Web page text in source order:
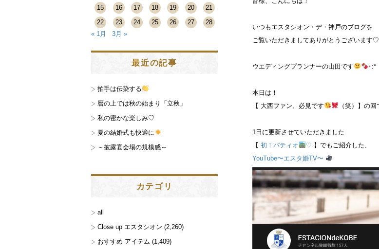
いつもエスタシオン・デ・神戸のブログを
ご覧いただきましてありがとうございます♡
ウエディングプランナーの山田です ･:*
本日は！
【 大西ファン、必見です
（笑）】の回
1日に更新させていただきました
【初！パティオ ♡ 】でもご紹介した、
YouTube〜エスタ婚TV〜
15
16 17 18 19 20
21
22
23 24 25 26 27
28
« 1月
3月 »
最近の記事
拍手は伝染する
暦の上では秋の始まり「立秋」
私の密かな楽しみ♡
夏の結婚式も快適に
～披露宴会場の規模感～
カテゴリ
all
Close up エスタシオン (2,260)
おすすめ アイテム (1,409)